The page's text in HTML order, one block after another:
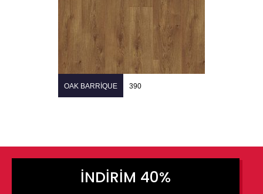
OAK BARRIQUE 390
İNDIRIM 40%